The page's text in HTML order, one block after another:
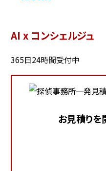
AI x コンシェルジュ
365日24時間受付中
お見積りを